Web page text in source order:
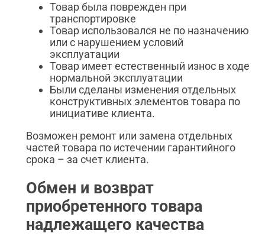
Товар была поврежден при
транспортировке
Товар использовался не по назначению
или с нарушением условий
эксплуатации
Товар имеет естественный износ в ходе
нормальной эксплуатации
Были сделаны изменения отдельных
конструктивных элементов товара по
инициативе клиента.
Возможен ремонт или замена отдельных
частей товара по истечении гарантийного
срока – за счет клиента.
Обмен и возврат
приобретенного товара
надлежащего качества